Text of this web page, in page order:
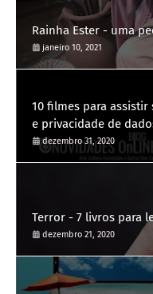
Rainha
janeiro 10, 2021
10 filmes para
e privacidade de
dezembro 31, 2020
Terror - 7 livros para
dezembro 21, 2020